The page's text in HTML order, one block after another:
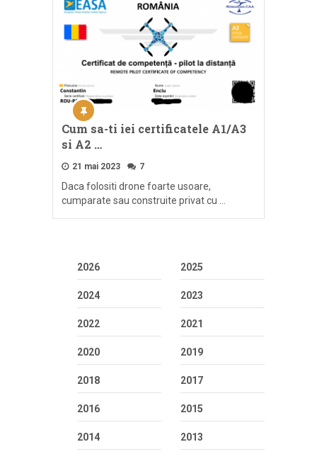
Cum sa-ti iei certificatele A1/A3
si A2 …
21 mai 2023 7
Daca folositi drone foarte usoare,
cumparate sau construite privat cu …
2026 2025
2024 2023
2022 2021
2020 2019
2018 2017
2016 2015
2014 2013